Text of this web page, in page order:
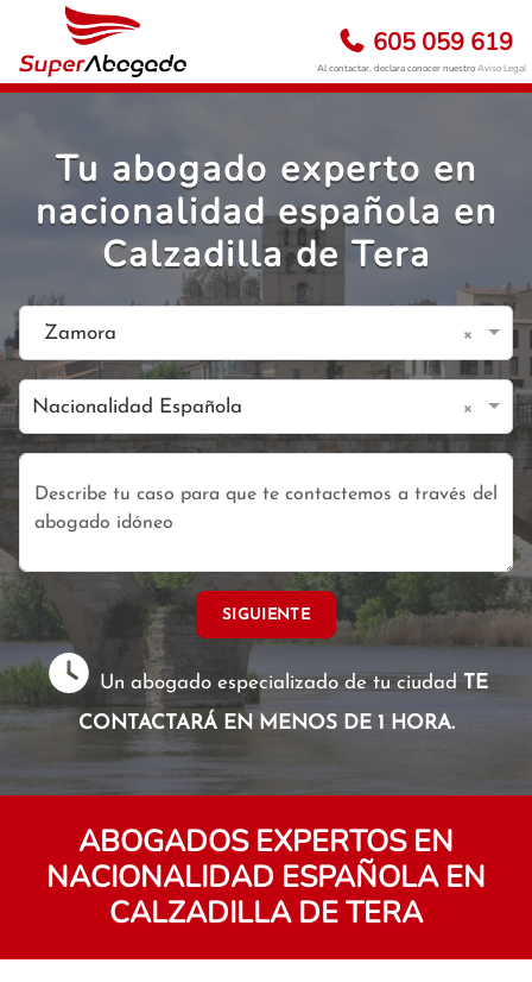
605 059 619
Al contactar, declara conocer nuestroAviso Legal
Tu abogado experto en
nacionalidad española en
Calzadilla de Tera
Zamora ×
Nacionalidad Española ×
SIGUIENTE
Un abogado especializado de tu ciudadTE
CONTACTARÁ EN MENOS DE 1 HORA.
ABOGADOS EXPERTOS EN
NACIONALIDAD ESPAÑOLA EN
CALZADILLA DE TERA